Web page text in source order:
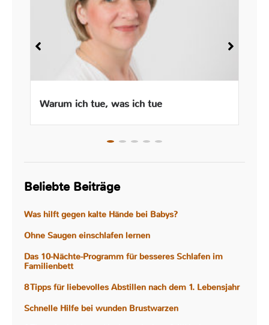
Warum ich tue, was ich tue
Beliebte Beiträge
Was hilft gegen kalte Hände bei Babys?
Ohne Saugen einschlafen lernen
Das 10-Nächte-Programm für besseres Schlafen im
Familienbett
8 Tipps für liebevolles Abstillen nach dem 1. Lebensjahr
Schnelle Hilfe bei wunden Brustwarzen